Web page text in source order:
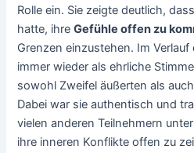
Rolle ein. Sie zeigte deutlich,
hatte, ihreGefühle offen zu
Grenzen einzustehen. Im
immer wieder als ehrliche
sowohl Zweifel äußerten als
Dabei war sie authentisch und
vielen anderen Teilnehmern
ihre inneren Konflikte offen zu